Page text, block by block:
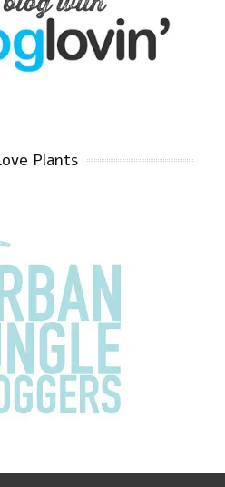
Plants